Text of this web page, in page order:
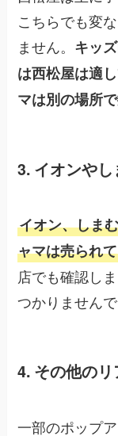
こちらでも変
ません。 キッ
は西松屋は適
マは別の場所
3. イオンや
イオン、しま
ャマは売られ
店でも確認し
つかりませんで
4. その他の
一部のポップ